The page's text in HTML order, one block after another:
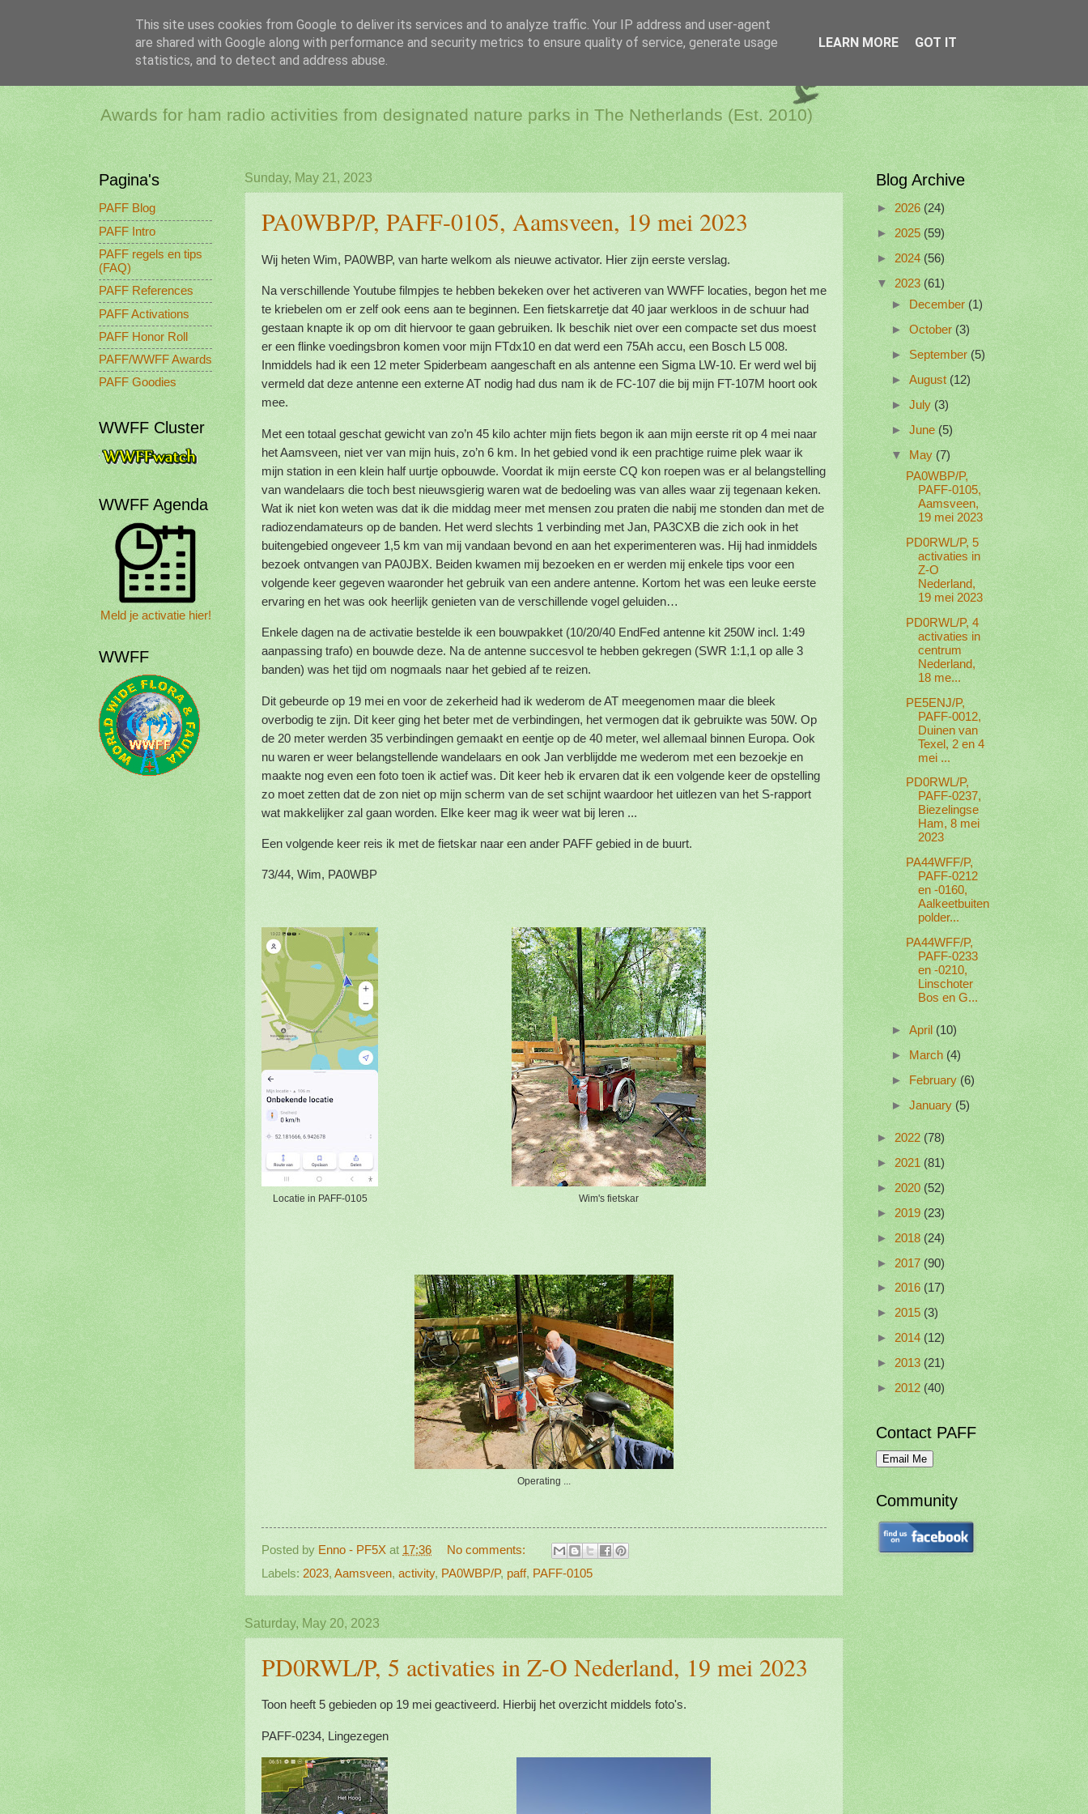
PAFF - Ham Radio & Flora and Fauna Netherlands
Awards for ham radio activities from designated nature parks in The Netherlands (Est. 2010)
Sunday, May 21, 2023
PA0WBP/P, PAFF-0105, Aamsveen, 19 mei 2023
Wij heten Wim, PA0WBP, van harte welkom als nieuwe activator. Hier zijn eerste verslag.
Na verschillende Youtube filmpjes te hebben bekeken over het activeren van WWFF locaties, begon het me
te kriebelen om er zelf ook eens aan te beginnen. Een fietskarretje dat 40 jaar werkloos in de schuur had
gestaan knapte ik op om dit hiervoor te gaan gebruiken. Ik beschik niet over een compacte set dus moest
er een flinke voedingsbron komen voor mijn FTdx10 en dat werd een 75Ah accu, een Bosch L5 008.
Inmiddels had ik een 12 meter Spiderbeam aangeschaft en als antenne een Sigma LW-10. Er werd wel bij
vermeld dat deze antenne een externe AT nodig had dus nam ik de FC-107 die bij mijn FT-107M hoort ook
mee.
Met een totaal geschat gewicht van zo’n 45 kilo achter mijn fiets begon ik aan mijn eerste rit op 4 mei naar
het Aamsveen, niet ver van mijn huis, zo’n 6 km. In het gebied vond ik een prachtige ruime plek waar ik
mijn station in een klein half uurtje opbouwde. Voordat ik mijn eerste CQ kon roepen was er al belangstelling
van wandelaars die toch best nieuwsgierig waren wat de bedoeling was van alles waar zij tegenaan keken.
Wat ik niet kon weten was dat ik die middag meer met mensen zou praten die nabij me stonden dan met de
radiozendamateurs op de banden. Het werd slechts 1 verbinding met Jan, PA3CXB die zich ook in het
buitengebied ongeveer 1,5 km van mij vandaan bevond en aan het experimenteren was. Hij had inmiddels
bezoek ontvangen van PA0JBX. Beiden kwamen mij bezoeken en er werden mij enkele tips voor een
volgende keer gegeven waaronder het gebruik van een andere antenne. Kortom het was een leuke eerste
ervaring en het was ook heerlijk genieten van de verschillende vogel geluiden…
Enkele dagen na de activatie bestelde ik een bouwpakket (10/20/40 EndFed antenne kit 250W incl. 1:49
aanpassing trafo) en bouwde deze. Na de antenne succesvol te hebben gekregen (SWR 1:1,1 op alle 3
banden) was het tijd om nogmaals naar het gebied af te reizen.
Dit gebeurde op 19 mei en voor de zekerheid had ik wederom de AT meegenomen maar die bleek
overbodig te zijn. Dit keer ging het beter met de verbindingen, het vermogen dat ik gebruikte was 50W. Op
de 20 meter werden 35 verbindingen gemaakt en eentje op de 40 meter, wel allemaal binnen Europa. Ook
nu waren er weer belangstellende wandelaars en ook Jan verblijdde me wederom met een bezoekje en
maakte nog even een foto toen ik actief was. Dit keer heb ik ervaren dat ik een volgende keer de opstelling
zo moet zetten dat de zon niet op mijn scherm van de set schijnt waardoor het uitlezen van het S-rapport
wat makkelijker zal gaan worden. Elke keer mag ik weer wat bij leren ...
Een volgende keer reis ik met de fietskar naar een ander PAFF gebied in de buurt.
73/44, Wim, PA0WBP
Locatie in PAFF-0105 Wim's fietskar
Operating ...
Posted by Enno - PF5X at 17:36
No comments:
Labels: 2023, Aamsveen, activity, PA0WBP/P, paff, PAFF-0105
Saturday, May 20, 2023
PD0RWL/P, 5 activaties in Z-O Nederland, 19 mei 2023
Toon heeft 5 gebieden op 19 mei geactiveerd. Hierbij het overzicht middels foto's.
PAFF-0234, Lingezegen
Pagina's
PAFF Blog
PAFF Intro
PAFF regels en tips
(FAQ)
PAFF References
PAFF Activations
PAFF Honor Roll
PAFF/WWFF Awards
PAFF Goodies
WWFF Cluster
WWFF Agenda
Meld je activatie hier!
WWFF
Blog Archive
► 2026 (24)
► 2025 (59)
► 2024 (56)
▼ 2023 (61)
►
December (1)
► October (3)
► September (5)
► August (12)
► July (3)
► June (5)
▼
May (7)
PA0WBP/P,
PAFF-0105,
Aamsveen,
19 mei 2023
PD0RWL/P, 5
activaties in
Z-O
Nederland,
19 mei 2023
PD0RWL/P, 4
activaties in
centrum
Nederland,
18 me...
PE5ENJ/P,
PAFF-0012,
Duinen van
Texel, 2 en 4
mei ...
PD0RWL/P,
PAFF-0237,
Biezelingse
Ham, 8 mei
2023
PA44WFF/P,
PAFF-0212
en -0160,
Aalkeetbuiten
polder...
PA44WFF/P,
PAFF-0233
en -0210,
Linschoter
Bos en G...
► April (10)
►
March (4)
►
February (6)
► January (5)
► 2022 (78)
► 2021 (81)
► 2020 (52)
► 2019 (23)
► 2018 (24)
► 2017 (90)
► 2016 (17)
► 2015 (3)
► 2014 (12)
► 2013 (21)
► 2012 (40)
Contact PAFF
Community
This site uses cookies from Google to deliver its services and to analyze traffic. Your IP address and user-agent
are shared with Google along with performance and security metrics to ensure quality of service, generate usage
statistics, and to detect and address abuse.
LEARN MORE GOT IT